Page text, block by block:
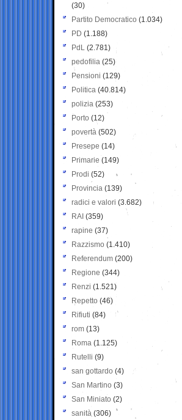
(30)
Partito Democratico (1.034)
PD (1.188)
PdL (2.781)
pedofilia (25)
Pensioni (129)
Politica (40.814)
polizia (253)
Porto (12)
povertà (502)
Presepe (14)
Primarie (149)
Prodi (52)
Provincia (139)
radici e valori (3.682)
RAI (359)
rapine (37)
Razzismo (1.410)
Referendum (200)
Regione (344)
Renzi (1.521)
Repetto (46)
Rifiuti (84)
rom (13)
Roma (1.125)
Rutelli (9)
san gottardo (4)
San Martino (3)
San Miniato (2)
sanità (306)